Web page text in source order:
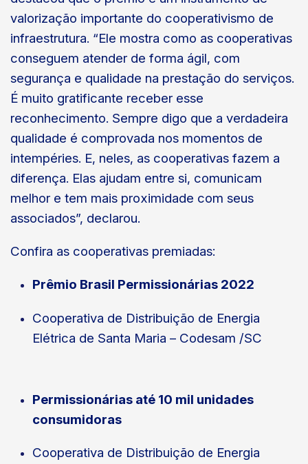
valorização importante do cooperativismo de
infraestrutura. “Ele mostra como as cooperativas
conseguem atender de forma ágil, com
segurança e qualidade na prestação do serviços.
É muito gratificante receber esse
reconhecimento. Sempre digo que a verdadeira
qualidade é comprovada nos momentos de
intempéries. E, neles, as cooperativas fazem a
diferença. Elas ajudam entre si, comunicam
melhor e tem mais proximidade com seus
associados”, declarou.
Confira as cooperativas premiadas:
Prêmio Brasil Permissionárias 2022
Cooperativa de Distribuição de Energia
Elétrica de Santa Maria – Codesam /SC
Permissionárias até 10 mil unidades
consumidoras
Cooperativa de Distribuição de Energia